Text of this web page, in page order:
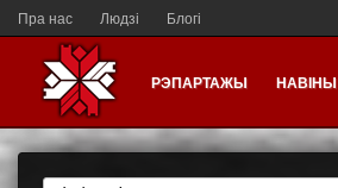
Пра нас Людзі Блогі
РЭПАРТАЖЫ НАВІНЫ